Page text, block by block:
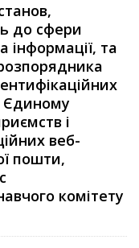
до сфери
інформації, та
Єдиному
і
веб-
пошти,
комітету